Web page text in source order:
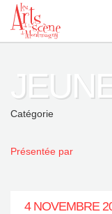
Catégorie
Présentée par
4 NOVEMBRE